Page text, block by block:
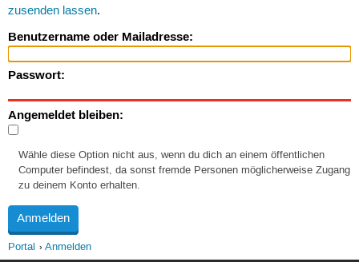
zusenden lassen.
Benutzername oder Mailadresse:
Passwort:
Angemeldet bleiben:
Wähle diese Option nicht aus, wenn du dich an einem öffentlichen
Computer befindest, da sonst fremde Personen möglicherweise Zugang
zu deinem Konto erhalten.
Portal Anmelden